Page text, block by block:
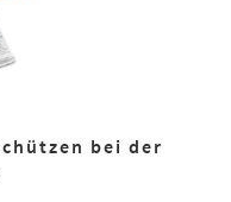
bei der